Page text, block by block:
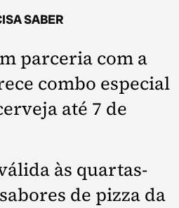
SABER
parceria com a
combo especial
até 7 de
às quartas-
de pizza da